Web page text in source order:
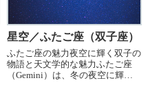
星空／ふたご座（双子座）
ふたご座の魅力夜空に輝く双子の
物語と天文学的な魅力ふたご座
（Gemini）は、冬の夜空に輝く